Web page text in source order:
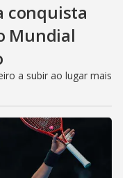
conquista
Mundial
a subir ao lugar mais